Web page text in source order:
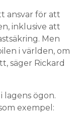
ansvar för att
inklusive att
Men
i världen, om
säger Rickard
lagens ögon.
exempel: